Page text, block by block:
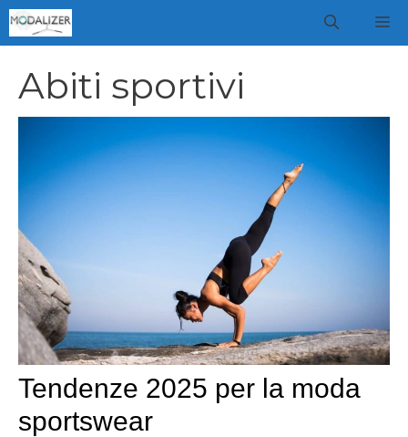
Vai
al
Abiti sportivi
Tendenze 2025 per la moda
sportswear